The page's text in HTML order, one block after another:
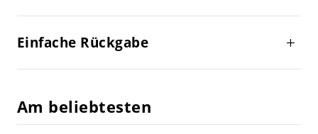
Einfache Rückgabe
Am beliebtesten